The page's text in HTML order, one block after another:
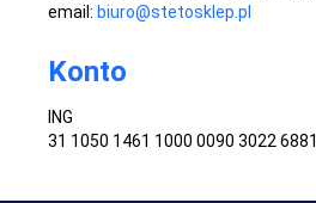
email: biuro@stetosklep.pl
Konto
ING
31 1050 1461 1000 0090 3022 6881